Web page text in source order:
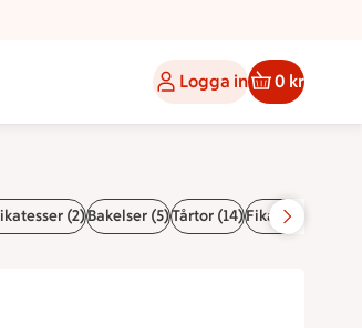
Logga in 0 kr
(2)Bakelser (5)Tårtor (14)Fikabröd (6)